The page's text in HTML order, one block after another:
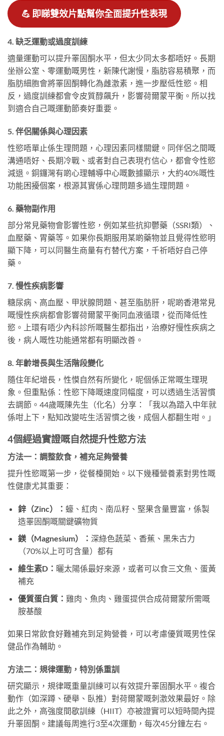
💪 即睇雙效片點幫你全面提升性表現
4. 缺乏運動或過度訓練
適量運動可以提升睪固酮水平，但太少同太多都唔好。長期
坐辦公室、零運動嘅男性，新陳代謝慢，脂肪容易積聚，而
脂肪細胞會將睪固酮轉化為雌激素，進一步壓低性慾。相
反，過度訓練都會令皮質醇飆升，影響荷爾蒙平衡。所以找
到適合自己嘅運動節奏好重要。
5. 伴侶關係與心理因素
性慾唔單止係生理問題，心理因素同樣關鍵。同伴侶之間嘅
溝通唔好、長期冷戰、或者對自己表現冇信心，都會令性慾
減退。銅鑼灣有啲心理輔導中心嘅數據顯示，大約40%嘅性
功能困擾個案，根源其實係心理問題多過生理問題。
6. 藥物副作用
部分常見藥物會影響性慾，例如某些抗抑鬱藥（SSRI類）、
血壓藥、胃藥等。如果你長期服用某啲藥物並且覺得性慾明
顯下降，可以同醫生商量有冇替代方案，千祈唔好自己停
藥。
7. 慢性疾病影響
糖尿病、高血壓、甲狀腺問題、甚至脂肪肝，呢啲香港常見
嘅慢性疾病都會影響荷爾蒙平衡同血液循環，從而降低性
慾。上環有唔少內科診所嘅醫生都指出，治療好慢性疾病之
後，病人嘅性功能通常都有明顯改善。
8. 年齡增長與生活階段變化
隨住年紀增長，性慔自然有所變化，呢個係正常嘅生理現
象。但重點係：性慾下降嘅速度同幅度，可以透過生活習慣
去調節。44歲嘅陳先生（化名）分享：「我以為踏入中年就
係咁上下，點知改變咗生活習慣之後，成個人都翻生咁。」
4個經過實證嘅自然提升性慾方法
方法一：調整飲食，補充足夠營養
提升性慾嘅第一步，從餐檯開始。以下幾種營養素對男性嘅
性健康尤其重要：
鋅（Zinc）： 蠔、紅肉、南瓜籽、堅果含量豐富，係製
造睪固酮嘅關鍵礦物質
鎂（Magnesium）： 深綠色蔬菜、香蕉、黑朱古力
（70%以上可可含量）都有
維生素D： 曬太陽係最好來源，或者可以食三文魚、蛋黃
補充
優質蛋白質： 雞肉、魚肉、雞蛋提供合成荷爾蒙所需嘅
胺基酸
如果日常飲食好難補充到足夠營養，可以考慮優質嘅男性保
健品作為輔助。
方法二：規律運動，特別係重訓
研究顯示，規律嘅重量訓練可以有效提升睪固酮水平。複合
動作（如深蹲、硬舉、臥推）對荷爾蒙嘅刺激效果最好。除
此之外，高強度間歇訓練（HIIT）亦被證實可以短時間內提
升睪固酮。建議每周進行3至4次運動，每次45分鐘左右。